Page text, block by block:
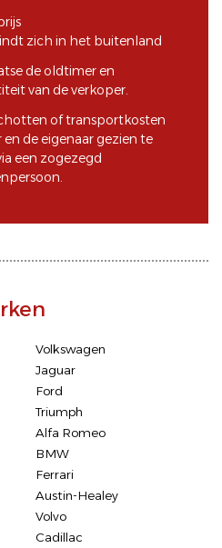
zich in het buitenland
de oldtimer en
van de verkoper.
of transportkosten
de eigenaar gezien te
een zogezegd
Volkswagen
Jaguar
Ford
Triumph
Alfa Romeo
BMW
Ferrari
Austin-Healey
Volvo
Cadillac